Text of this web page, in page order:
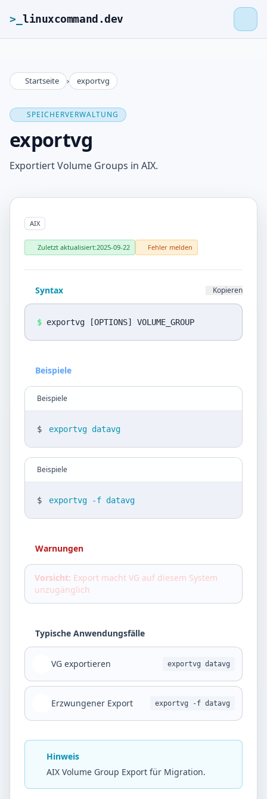
>_ linuxcommand.dev
>_linuxcommand.dev
Roadmap
Kontakt
Impressum
Datenschutz
DE EN
Startseite › exportvg
SPEICHERVERWALTUNG
exportvg
Exportiert Volume Groups in AIX.
AIX
Zuletzt aktualisiert:2025-09-22 Fehler melden
Syntax Kopieren
$ exportvg [OPTIONS] VOLUME_GROUP
Beispiele
Beispiele
$ exportvg datavg
Beispiele
$ exportvg -f datavg
Warnungen
Vorsicht: Export macht VG auf diesem System
unzugänglich
Typische Anwendungsfälle
VG exportieren exportvg datavg
Erzwungener Export exportvg -f datavg
Hinweis
AIX Volume Group Export für Migration.